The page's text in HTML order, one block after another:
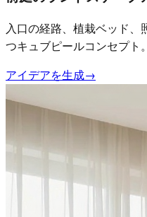
入口の経路、植栽ベッド、
つキュブピールコンセプト。
アイデアを生成→